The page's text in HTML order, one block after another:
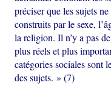
préciser que les sujets
construits par le sexe,
la religion. Il n’y a pas
plus réels et plus
catégories sociales sont
des sujets. » (7)